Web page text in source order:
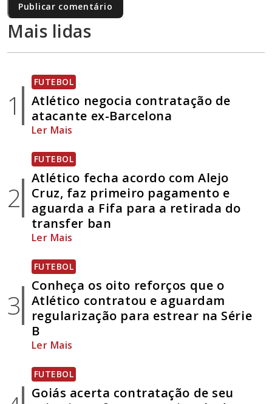
Mais lidas
1
FUTEBOL
Atlético negocia contratação de
atacante ex-Barcelona
Ler Mais
2
FUTEBOL
Atlético fecha acordo com Alejo
Cruz, faz primeiro pagamento e
aguarda a Fifa para a retirada do
transfer ban
Ler Mais
3
FUTEBOL
Conheça os oito reforços que o
Atlético contratou e aguardam
regularização para estrear na Série
B
Ler Mais
FUTEBOL
Goiás acerta contratação de seu